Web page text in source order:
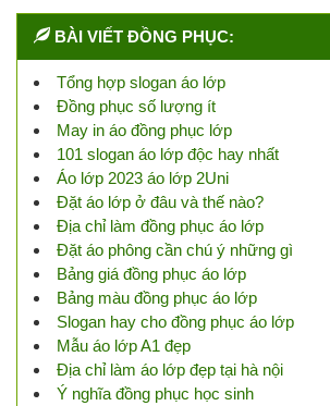
BÀI VIẾT ĐỒNG PHỤC:
Tổng hợp slogan áo lớp
Đồng phục số lượng ít
May in áo đồng phục lớp
101 slogan áo lớp độc hay nhất
Áo lớp 2023 áo lớp 2Uni
Đặt áo lớp ở đâu và thế nào?
Địa chỉ làm đồng phục áo lớp
Đặt áo phông cần chú ý những gì
Bảng giá đồng phục áo lớp
Bảng màu đồng phục áo lớp
Slogan hay cho đồng phục áo lớp
Mẫu áo lớp A1 đẹp
Địa chỉ làm áo lớp đẹp tại hà nội
Ý nghĩa đồng phục học sinh